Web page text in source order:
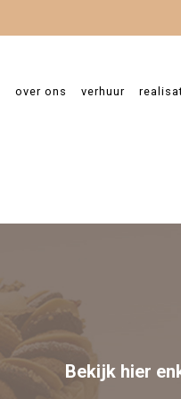
over ons verhuur
Bekijk hier